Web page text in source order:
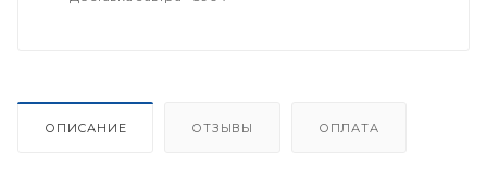
ОПИСАНИЕ ОТЗЫВЫ ОПЛАТА